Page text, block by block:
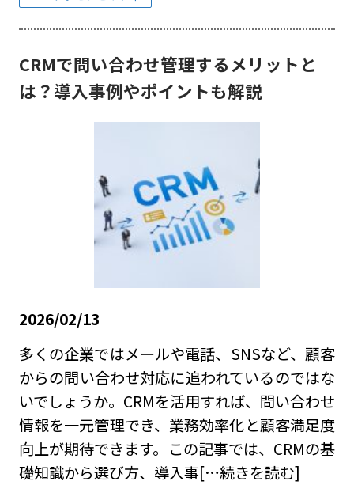
CRMで問い合わせ管理するメリットと
は？導入事例やポイントも解説
2026/02/13
多くの企業ではメールや電話、SNSなど、顧客
からの問い合わせ対応に追われているのではな
いでしょうか。CRMを活用すれば、問い合わせ
情報を一元管理でき、業務効率化と顧客満足度
向上が期待できます。この記事では、CRMの基
礎知識から選び方、導入事[…続きを読む]